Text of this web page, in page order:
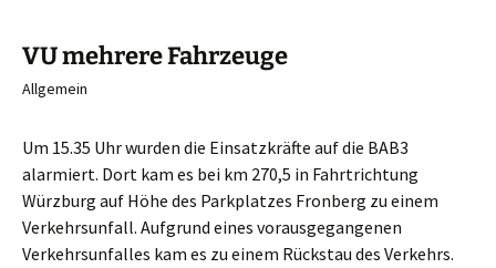
VU mehrere Fahrzeuge
Allgemein
Um 15.35 Uhr wurden die Einsatzkräfte auf die BAB3
alarmiert. Dort kam es bei km 270,5 in Fahrtrichtung
Würzburg auf Höhe des Parkplatzes Fronberg zu einem
Verkehrsunfall. Aufgrund eines vorausgegangenen
Verkehrsunfalles kam es zu einem Rückstau des Verkehrs.